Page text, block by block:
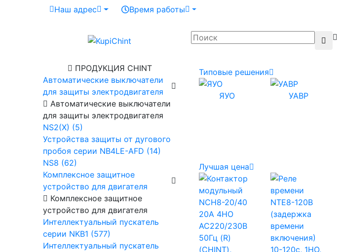
Наш адрес Время работы
ПРОДУКЦИЯ CHINT
Автоматические выключатели
для защиты электродвигателя
Автоматические выключатели
для защиты электродвигателя
NS2(X) (5)
Устройства защиты от дугового
пробоя серии NB4LE-AFD (14)
NS8 (62)
Комплексное защитное
устройство для двигателя
Комплексное защитное
устройство для двигателя
Интеллектуальный пускатель
серии NKB1 (577)
Интеллектуальный пускатель
Типовые решения
ЯУО УАВР
Лучшая цена